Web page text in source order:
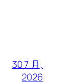
30 7 月,
2026